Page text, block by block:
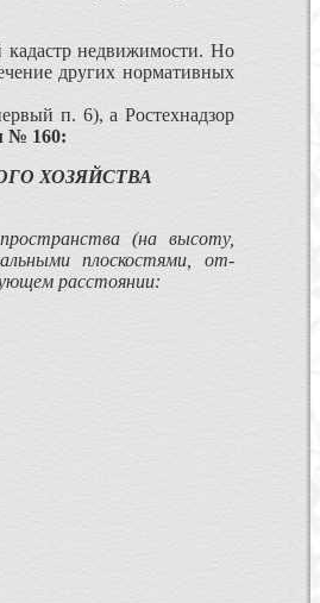
кадастр недвижимости. Но
других нормативных
п. 6), а Ростехнадзор
№ 160:
ХОЗЯЙСТВА
(на высоту,
плоскостями, от­
расстоянии: